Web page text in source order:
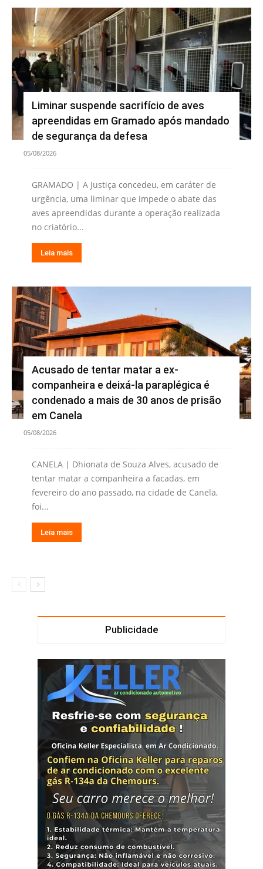
Liminar suspende sacrifício de aves
apreendidas em Gramado após mandado
de segurança da defesa
05/08/2026
GRAMADO | A Justiça concedeu, em caráter de
urgência, uma liminar que impede o abate das
aves apreendidas durante a operação realizada
no criatório...
Leia mais
Acusado de tentar matar a ex-
companheira e deixá-la paraplégica é
condenado a mais de 30 anos de prisão
em Canela
05/08/2026
CANELA | Dhionata de Souza Alves, acusado de
tentar matar a companheira a facadas, em
fevereiro do ano passado, na cidade de Canela,
foi...
Leia mais
Publicidade